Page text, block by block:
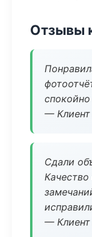
Отзывы
— Клиент
Сдали
Качество
— Клиент